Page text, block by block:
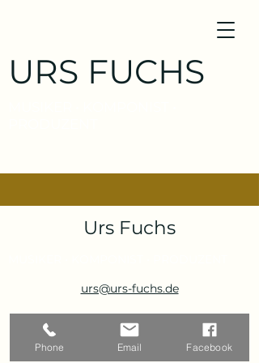
URS FUCHS
Urs Fuchs
urs@urs-fuchs.de
©2023 von Urs Fuchs
Phone Email Facebook